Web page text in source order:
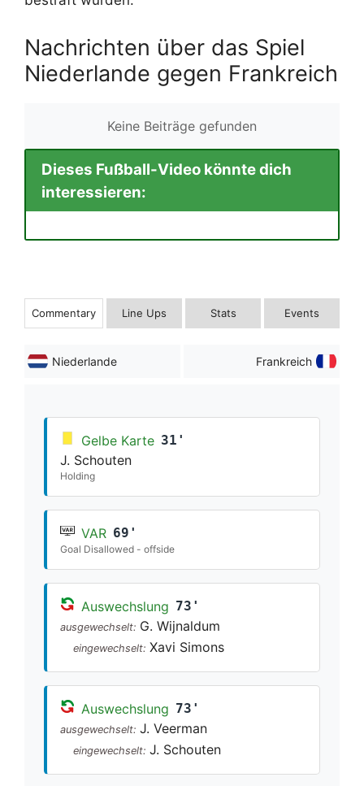
Nachrichten über das Spiel
Niederlande gegen Frankreich
Keine Beiträge gefunden
Dieses Fußball-Video könnte dich
interessieren:
Commentary Line Ups Stats Events
Niederlande Frankreich
Gelbe Karte 31'
J. Schouten
Holding
VAR 69'
Goal Disallowed - offside
Auswechslung 73'
ausgewechselt: G. Wijnaldum
eingewechselt: Xavi Simons
Auswechslung 73'
ausgewechselt: J. Veerman
eingewechselt: J. Schouten